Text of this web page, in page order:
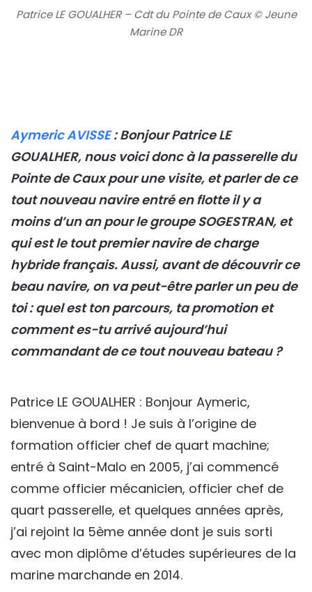
Patrice LE GOUALHER – Cdt du Pointe de Caux © Jeune
Marine DR
Aymeric AVISSE: Bonjour Patrice LE
GOUALHER, nous voici donc à la passerelle du
Pointe de Caux pour une visite, et parler de ce
tout nouveau navire entré en flotte il y a
moins d’un an pour le groupe SOGESTRAN, et
qui est le tout premier navire de charge
hybride français. Aussi, avant de découvrir ce
beau navire, on va peut-être parler un peu de
toi : quel est ton parcours, ta promotion et
comment es-tu arrivé aujourd’hui
commandant de ce tout nouveau bateau ?
Patrice LE GOUALHER : Bonjour Aymeric,
bienvenue à bord ! Je suis à l’origine de
formation officier chef de quart machine;
entré à Saint-Malo en 2005, j’ai commencé
comme officier mécanicien, officier chef de
quart passerelle, et quelques années après,
j’ai rejoint la 5ème année dont je suis sorti
avec mon diplôme d’études supérieures de la
marine marchande en 2014.